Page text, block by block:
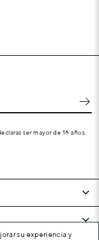
ser mayor de 16 años.
su experiencia y